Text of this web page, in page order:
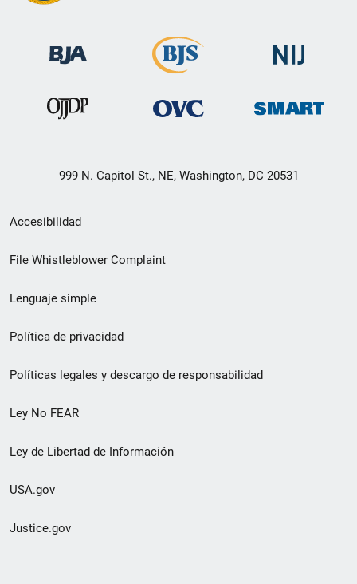
999 N. Capitol St., NE, Washington, DC 20531
Menú
de
de
pie
de
página
Accesibilidad
File Whistleblower Complaint
Lenguaje simple
Política de privacidad
Políticas legales y descargo de responsabilidad
Ley No FEAR
Ley de Libertad de Información
USA.gov
Justice.gov